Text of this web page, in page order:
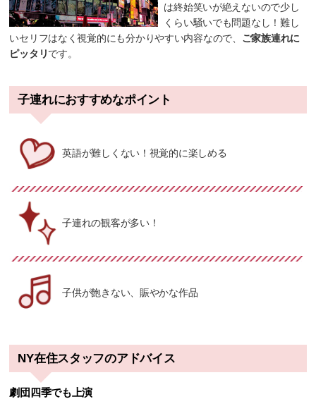
は終始笑いが絶えないので少し
くらい騒いでも問題なし！難し
いセリフはなく視覚的にも分かりやすい内容なので、 ご家族連れに
ピッタリです。
子連れにおすすめなポイント
英語が難しくない！視覚的に楽しめる
子連れの観客が多い！
子供が飽きない、賑やかな作品
NY在住スタッフのアドバイス
劇団四季でも上演